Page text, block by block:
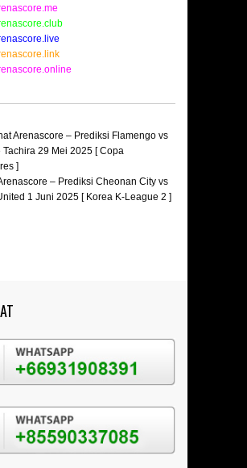
Arenascore – Prediksi Flamengo vs
Tachira 29 Mei 2025 [ Copa
]
– Prediksi Cheonan City vs
1 Juni 2025 [ Korea K-League 2 ]